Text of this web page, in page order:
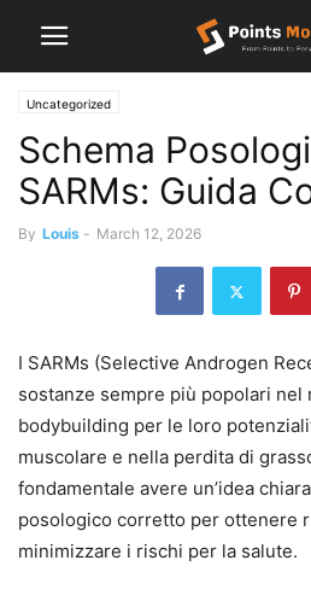
Uncategorized
Schema
SARMs: Guida
By Louis - March 12, 2026
I SARMs (Selective Androgen
sostanze sempre più popolari nel
bodybuilding per le loro
muscolare e nella perdita di
fondamentale avere un’idea
posologico corretto per ottenere
minimizzare i rischi per la salute.